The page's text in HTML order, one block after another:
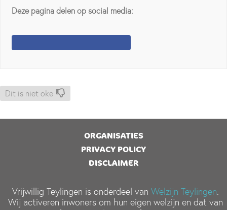
Deze pagina delen op social media:
Dit is niet oke
ORGANISATIES
PRIVACY POLICY
DISCLAIMER
Vrijwillig Teylingen is onderdeel vanWelzijn Teylingen.
Wij activeren inwoners om hun eigen welzijn en dat van